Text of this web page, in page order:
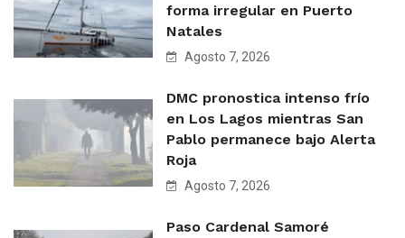
forma irregular en Puerto
Natales
Agosto 7, 2026
DMC pronostica intenso frío
en Los Lagos mientras San
Pablo permanece bajo Alerta
Roja
Agosto 7, 2026
Paso Cardenal Samoré